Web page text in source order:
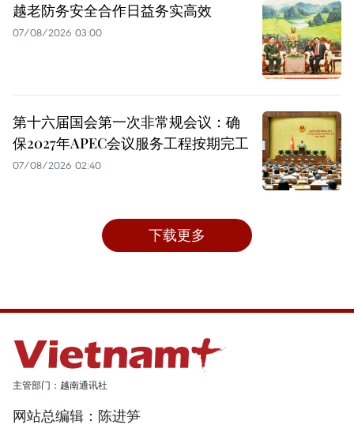
越老防务安全合作日益务实高效
07/08/2026 03:00
第十六届国会第一次非常规会议：确
保2027年APEC会议服务工程按期完工
07/08/2026 02:40
下载更多
主管部门：越南通讯社
网站总编辑：陈进笋